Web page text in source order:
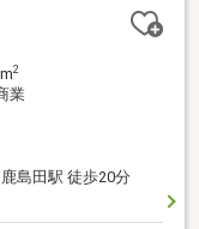
ンビニ2分・ドラッ
分・保育園4分で子
2
業
島田駅 徒歩20分